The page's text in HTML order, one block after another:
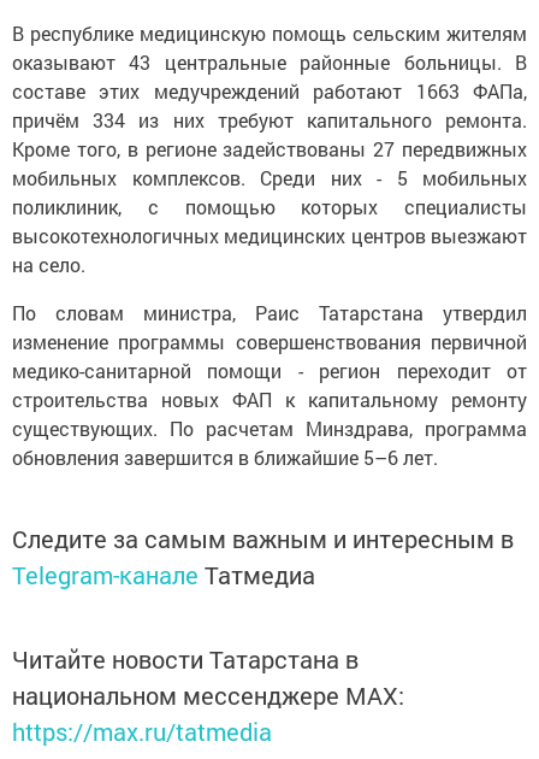
В республике медицинскую помощь сельским жителям
оказывают 43 центральные районные больницы. В
составе этих медучреждений работают 1663 ФАПа,
причём 334 из них требуют капитального ремонта.
Кроме того, в регионе задействованы 27 передвижных
мобильных комплексов. Среди них - 5 мобильных
поликлиник, с помощью которых специалисты
высокотехнологичных медицинских центров выезжают
на село.
По словам министра, Раис Татарстана утвердил
изменение программы совершенствования первичной
медико-санитарной помощи - регион переходит от
строительства новых ФАП к капитальному ремонту
существующих. По расчетам Минздрава, программа
обновления завершится в ближайшие 5–6 лет.
Следите за самым важным и интересным в
Telegram-канале Татмедиа
Читайте новости Татарстана в
национальном мессенджере MАХ:
https://max.ru/tatmedia